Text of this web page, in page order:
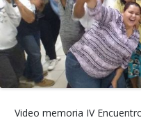
Video memoria IV